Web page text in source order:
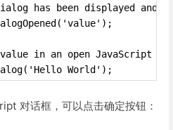
has been displayed and
in an open JavaScript
World');
对话框，可以点击确定按钮：